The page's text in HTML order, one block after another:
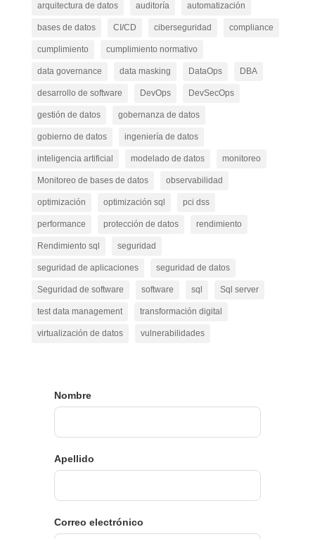
arquitectura de datos auditoría automatización
bases de datos CI/CD ciberseguridad compliance
cumplimiento cumplimiento normativo
data governance data masking DataOps DBA
desarrollo de software DevOps DevSecOps
gestión de datos gobernanza de datos
gobierno de datos ingeniería de datos
inteligencia artificial modelado de datos monitoreo
Monitoreo de bases de datos observabilidad
optimización optimización sql pci dss
performance protección de datos rendimiento
Rendimiento sql seguridad
seguridad de aplicaciones seguridad de datos
Seguridad de software software sql Sql server
test data management transformación digital
virtualización de datos vulnerabilidades